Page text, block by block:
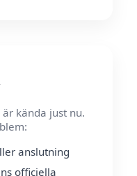
kända just nu.
anslutning
officiella